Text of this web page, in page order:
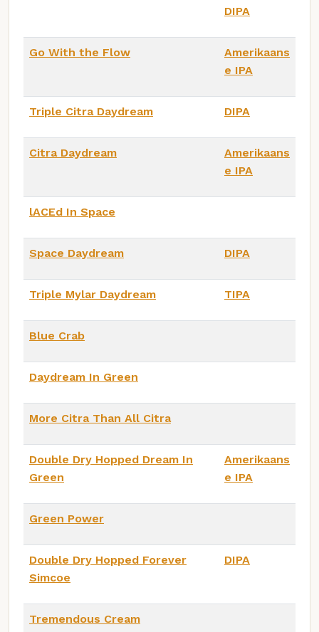
DIPA
Go With the Flow
Amerikaans
e IPA
Triple Citra Daydream DIPA
Citra Daydream
Amerikaans
e IPA
lACEd In Space
Space Daydream DIPA
Triple Mylar Daydream TIPA
Blue Crab
Daydream In Green
More Citra Than All Citra
Double Dry Hopped Dream In
Green
Amerikaans
e IPA
Green Power
Double Dry Hopped Forever
Simcoe
DIPA
Tremendous Cream